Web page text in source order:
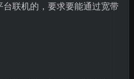
联机的，要求要能通过宽带